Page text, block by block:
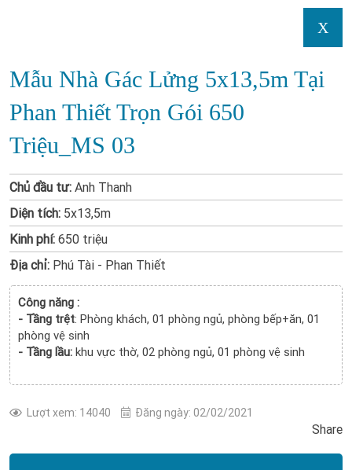
X
Mẫu Nhà Gác Lửng 5x13,5m Tại
Phan Thiết Trọn Gói 650
Triệu_MS 03
Chủ đầu tư: Anh Thanh
Diện tích: 5x13,5m
Kinh phí: 650 triệu
Địa chỉ: Phú Tài - Phan Thiết
Công năng :
- Tầng trệt: Phòng khách, 01 phòng ngủ, phòng bếp+ăn, 01
phòng vệ sinh
- Tầng lầu: khu vực thờ, 02 phòng ngủ, 01 phòng vệ sinh
Lượt xem: 14040 Đăng ngày: 02/02/2021
Share